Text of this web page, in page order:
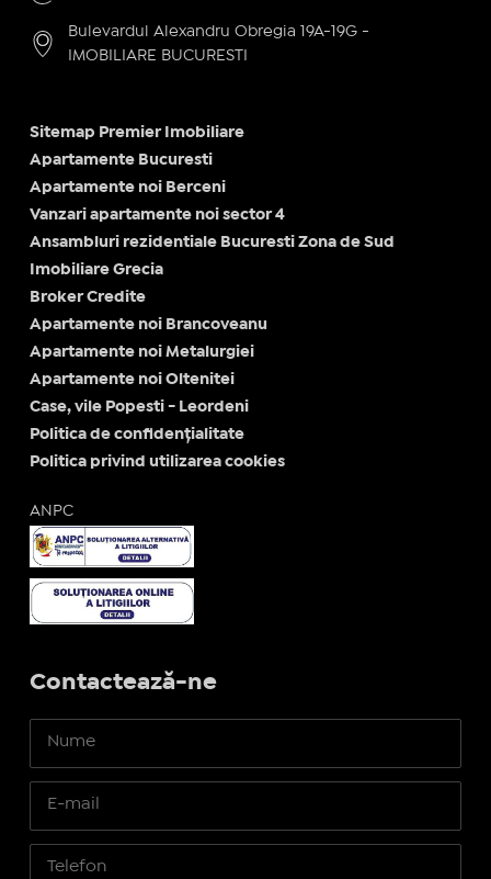
Bulevardul Alexandru Obregia 19A-19G -
IMOBILIARE BUCURESTI
Sitemap Premier Imobiliare
Apartamente Bucuresti
Apartamente noi Berceni
Vanzari apartamente noi sector 4
Ansambluri rezidentiale Bucuresti Zona de Sud
Imobiliare Grecia
Broker Credite
Apartamente noi Brancoveanu
Apartamente noi Metalurgiei
Apartamente noi Oltenitei
Case, vile Popesti - Leordeni
Politica de confidențialitate
Politica privind utilizarea cookies
ANPC
Contactează-ne